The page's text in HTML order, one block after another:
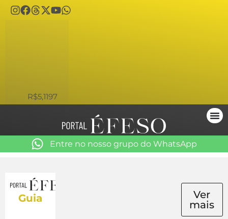
R$5,1197
Entre no nosso grupo do WhatsApp
Guia
Ver
mais